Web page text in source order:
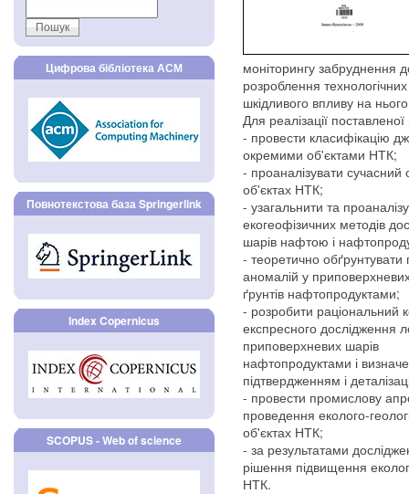
Цифрова бібліотека АСМ
Повнотекстова база Springerlink
Index Copernicus
SCOPUS - Web of science
моніторингу забруднення
розроблення
шкідливого впливу на
Для реалізації
- провести класифікацію
окремими об'єктами НТК;
- проаналізувати сучасний
об'єктах НТК;
- узагальнити та
екогеофізичних методів
шарів нафтою і
- теоретично
аномалій у
ґрунтів нафтопродуктами;
- розробити раціональний
експресного дослідження
приповерхневих шарів
нафтопродуктами і
підтвердженням і
- провести промислову
проведення еколого-
об'єктах НТК;
- за результатами
рішення підвищення
НТК.